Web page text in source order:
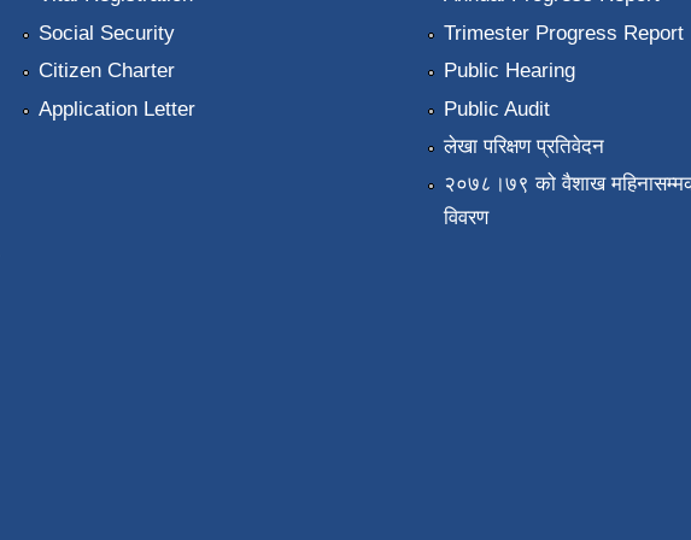
Social Security
Citizen Charter
Application Letter
Trimester Progress Report
Public Hearing
Public Audit
लेखा परिक्षण प्रतिवेदन
२०७८।७९ को वैशाख
विवरण